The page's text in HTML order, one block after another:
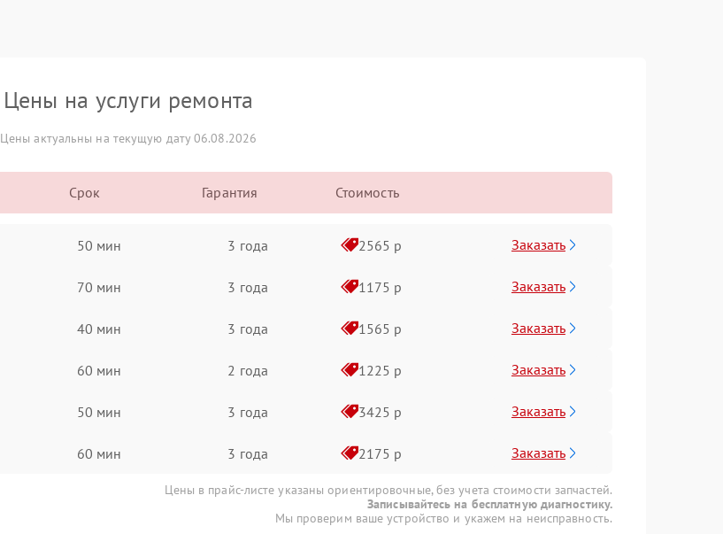
Цены на услуги ремонта
Цены актуальны на текущую дату 06.08.2026
Срок Гарантия Стоимость
50 мин 3 года 2565 р Заказать
70 мин 3 года 1175 р Заказать
40 мин 3 года 1565 р Заказать
60 мин 2 года 1225 р Заказать
50 мин 3 года 3425 р Заказать
60 мин 3 года 2175 р Заказать
Цены в прайс-листе указаны ориентировочные, без учета стоимости запчастей.
Записывайтесь на бесплатную диагностику.
Мы проверим ваше устройство и укажем на неисправность.